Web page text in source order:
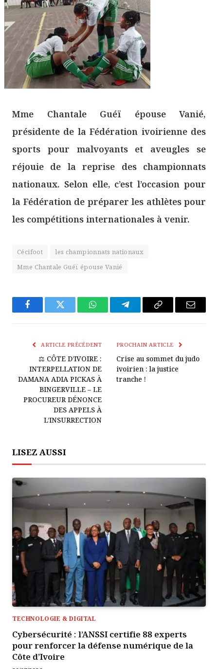
Mme Chantale Guéï épouse Vanié,
présidente de la Fédération ivoirienne des
sports pour malvoyants et aveugles se
réjouie de la reprise des championnats
nationaux. Selon elle, c’est l’occasion pour
la Fédération de préparer les athlètes pour
les compétitions internationales à venir.
Cécifoot
les championnats nationaux
Mme Chantale Guéï épouse Vanié
FacebookTwitter WhatsAppTélégrammeCopier
Lien
E-
ARTICLE PRÉCÉDENT
⚖️ CÔTE D’IVOIRE :
INTERPELLATION DE
DAMANA ADIA PICKAS À
BINGERVILLE – LE
PROCUREUR DÉNONCE
DES APPELS À
L’INSURRECTION
PROCHAIN ARTICLE
Crise au sommet du judo
ivoirien : la justice
tranche !
LISEZ AUSSI
TECHNOLOGIE & DIGITAL
Cybersécurité : l’ANSSI certifie 88 experts
pour renforcer la défense numérique de la
Côte d’Ivoire